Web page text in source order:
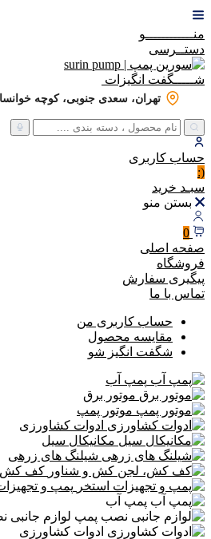
منــــــــــــو
دستــرسی
شـــــگفت انگیزات
تهران، سعدی جنوبی، کوچه خوانساری، پلاک ۱،
حساب کاربری
(:
سبـد خرید
بستن منو
0
صفحه اصلی
فروشگاه
پیگیری سفارش
تماس با ما
حساب کاربری من
مقایسه محصول
شگفت انگیز شو
پمپ آب
موتور برق
موتور پمپ
ادوات کشاورزی
مکانیکال سیل
شیلنگ های زرهی
کف کش،
پمپ و
پمپ آب
لوازم
ادوات کشاورزی